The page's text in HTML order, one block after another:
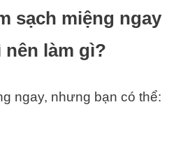
sạch miệng ngay
nên làm gì?
ngay, nhưng bạn có thể: